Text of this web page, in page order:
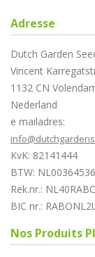
Adresse
Dutch Garden
Vincent
1132 CN
Nederland
e mailadres:
KvK: 82141444
BTW:
Rek.nr.:
BIC nr.:
Nos Produits